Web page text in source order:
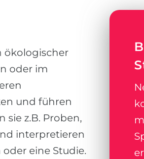
ökologischer
oder im
und führen
z.B. Proben,
interpretieren
eine Studie.